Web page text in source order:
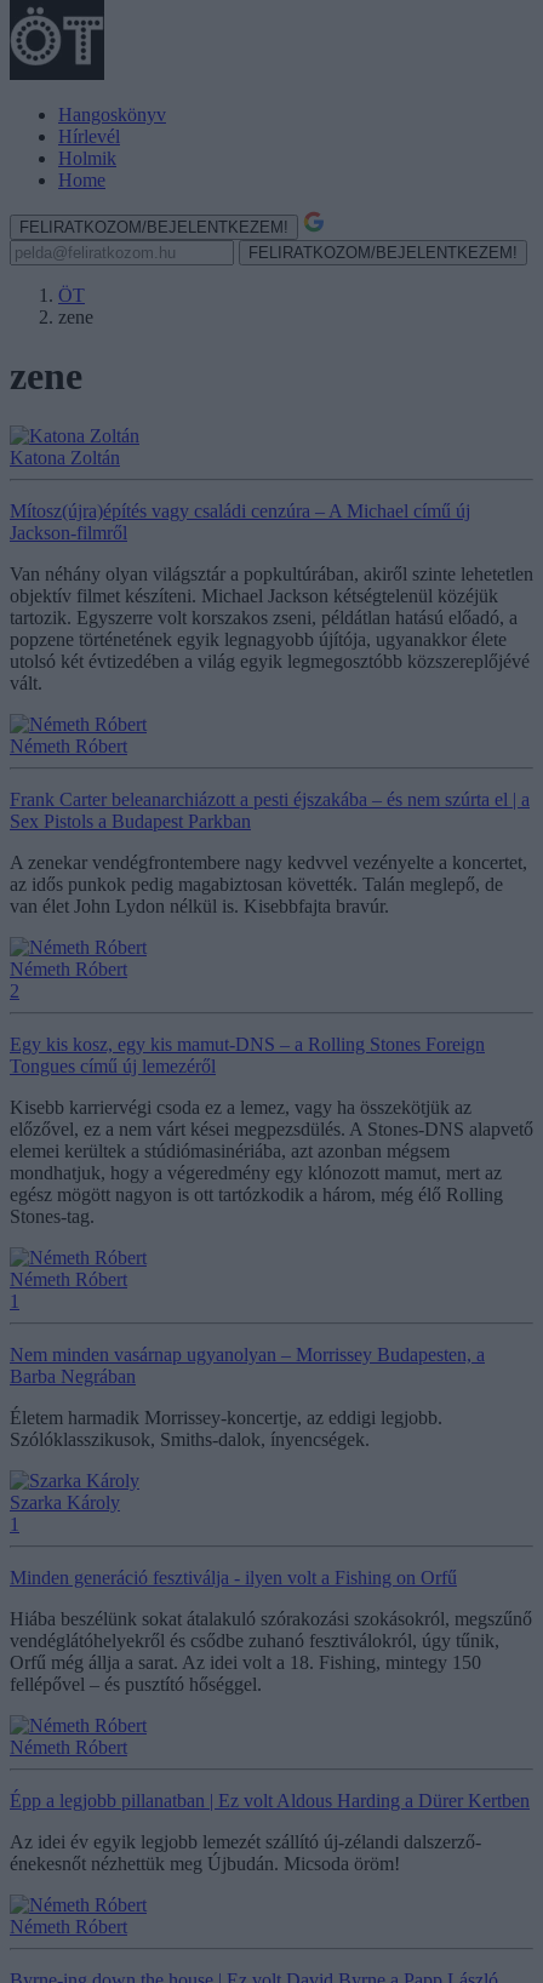
Hangoskönyv
Hírlevél
Holmik
Home
FELIRATKOZOM/BEJELENTKEZEM!
FELIRATKOZOM/BEJELENTKEZEM!
ÖT
zene
zene
Katona Zoltán
Mítosz(újra)építés vagy családi cenzúra – A Michael című új
Jackson-filmről
Van néhány olyan világsztár a popkultúrában, akiről szinte lehetetlen
objektív filmet készíteni. Michael Jackson kétségtelenül közéjük
tartozik. Egyszerre volt korszakos zseni, példátlan hatású előadó, a
popzene történetének egyik legnagyobb újítója, ugyanakkor élete
utolsó két évtizedében a világ egyik legmegosztóbb közszereplőjévé
vált.
Németh Róbert
Frank Carter beleanarchiázott a pesti éjszakába – és nem szúrta el | a
Sex Pistols a Budapest Parkban
A zenekar vendégfrontembere nagy kedvvel vezényelte a koncertet,
az idős punkok pedig magabiztosan követték. Talán meglepő, de
van élet John Lydon nélkül is. Kisebbfajta bravúr.
Németh Róbert
2
Egy kis kosz, egy kis mamut-DNS – a Rolling Stones Foreign
Tongues című új lemezéről
Kisebb karriervégi csoda ez a lemez, vagy ha összekötjük az
előzővel, ez a nem várt kései megpezsdülés. A Stones-DNS alapvető
elemei kerültek a stúdiómasinériába, azt azonban mégsem
mondhatjuk, hogy a végeredmény egy klónozott mamut, mert az
egész mögött nagyon is ott tartózkodik a három, még élő Rolling
Stones-tag.
Németh Róbert
1
Nem minden vasárnap ugyanolyan – Morrissey Budapesten, a
Barba Negrában
Életem harmadik Morrissey-koncertje, az eddigi legjobb.
Szólóklasszikusok, Smiths-dalok, ínyencségek.
Szarka Károly
1
Minden generáció fesztiválja - ilyen volt a Fishing on Orfű
Hiába beszélünk sokat átalakuló szórakozási szokásokról, megszűnő
vendéglátóhelyekről és csődbe zuhanó fesztiválokról, úgy tűnik,
Orfű még állja a sarat. Az idei volt a 18. Fishing, mintegy 150
fellépővel – és pusztító hőséggel.
Németh Róbert
Épp a legjobb pillanatban | Ez volt Aldous Harding a Dürer Kertben
Az idei év egyik legjobb lemezét szállító új-zélandi dalszerző-
énekesnőt nézhettük meg Újbudán. Micsoda öröm!
Németh Róbert